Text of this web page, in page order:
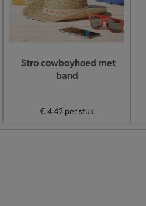
Stro cowboyhoed met
band
€ 4.42 per stuk